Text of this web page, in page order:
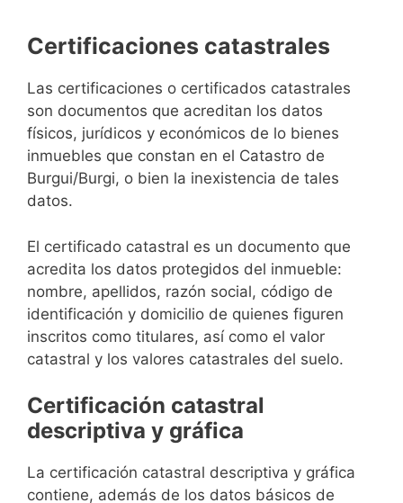
Certificaciones catastrales
Las certificaciones o certificados catastrales
son documentos que acreditan los datos
físicos, jurídicos y económicos de lo bienes
inmuebles que constan en el Catastro de
Burgui/Burgi, o bien la inexistencia de tales
datos.
El certificado catastral es un documento que
acredita los datos protegidos del inmueble:
nombre, apellidos, razón social, código de
identificación y domicilio de quienes figuren
inscritos como titulares, así como el valor
catastral y los valores catastrales del suelo.
Certificación catastral
descriptiva y gráfica
La certificación catastral descriptiva y gráfica
contiene, además de los datos básicos de